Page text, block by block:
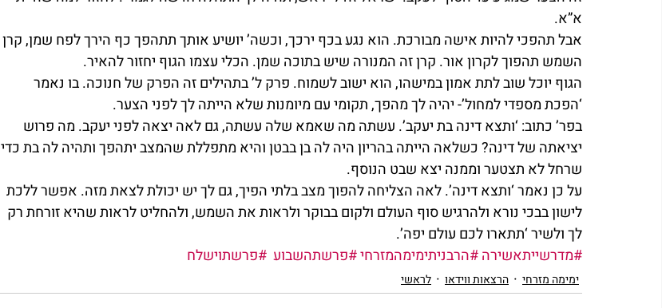
א”א.
אבל תהפכי להיות אישה מבורכת. הוא נגע בכף ירכך, וכשה’ יושיע אותך תתהפך כף הירך לפח שמן, קרן
השמש תהפוך לקרון אור. קרן זה המנורה שיש בתוכה שמן. הכלי עצמו הגוף יחזור להאיר.
הגוף יוכל שוב לתת אמון במישהו, הוא ישוב לשמוח. פרק ל’ בתהילים זה הפרק של חנוכה. בו נאמר
‘הפכת מספדי למחול’- יהיה לך מהפך, תקומי עם מיומנות שלא הייתה לך לפני הצער.
בפר’ כתוב: ‘ותצא דינה בת יעקב’. עשתה מה שאמא שלה עשתה, גם לאה יצאה לפני יעקב. מה פרוש
יציאתה של דינה? כשלאה הייתה בהריון היה לה בן בבטן והיא מתפללת שהמצב יתהפך ותהיה לה בת כדי
שרחל לא תצטער וממנה יצא שבט הנוסף.
על כן נאמר ‘ותצא דינה’. לאה הצליחה להפוך מצב בלתי הפיך, גם לך יש יכולת לצאת מזה. אפשר ללכת
לישון בבכי נורא ולהרגיש סוף העולם ולקום בבוקר ולראות את השמש, ולהחליט לראות שהיא זורחת רק
לך ולשיר ‘תתארו לכם עולם יפה’.
#מדרשייתאשירה#הרבניתימימהמזרחי#פרשתהשבוע #פרשתוישלח
ימימה מזרחי הרצאות ווידאו לראשי